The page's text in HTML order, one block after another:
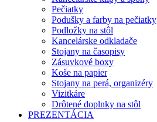
Pečiatky
Podušky a farby na pečiatky
Podložky na stôl
Kancelárske odkladače
Stojany na časopisy
Zásuvkové boxy
Koše na papier
Stojany na perá, organizéry
Vizitkáre
Drôtené doplnky na stôl
PREZENTÁCIA